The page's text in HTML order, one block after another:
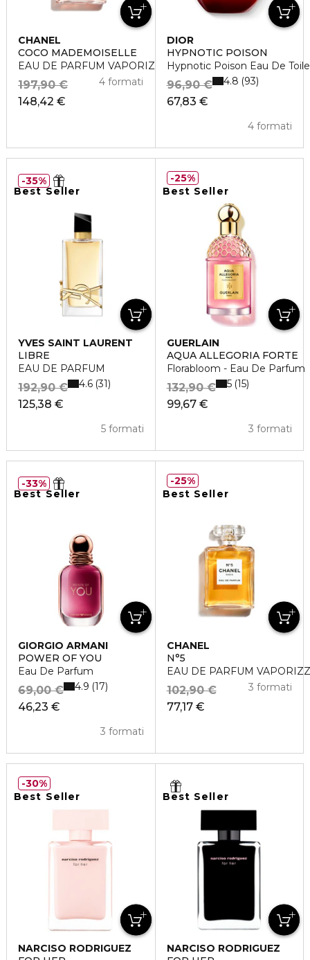
CHANEL
COCO MADEMOISELLE
EAU DE PARFUM VAPORIZZATORE
148,42 €
197,90 € 4 formati
DIOR
HYPNOTIC POISON
Hypnotic Poison Eau De
67,83 €
96,90 €
4 formati
4.8 93
Best Seller
YVES SAINT LAURENT
LIBRE
EAU DE PARFUM
125,38 €
192,90 €
5 formati
4.6 31
35%
Best Seller
GUERLAIN
AQUA ALLEGORIA FORTE
Florabloom - Eau De Parfum
99,67 €
132,90 €
3 formati
5 15
25%
Best Seller
GIORGIO ARMANI
POWER OF YOU
Eau De Parfum
46,23 €
69,00 €
3 formati
4.9 17
33%
Best Seller
CHANEL
N°5
EAU DE PARFUM
77,17 €
102,90 € 3 formati
25%
Best Seller
NARCISO RODRIGUEZ
30%
Best Seller
NARCISO RODRIGUEZ